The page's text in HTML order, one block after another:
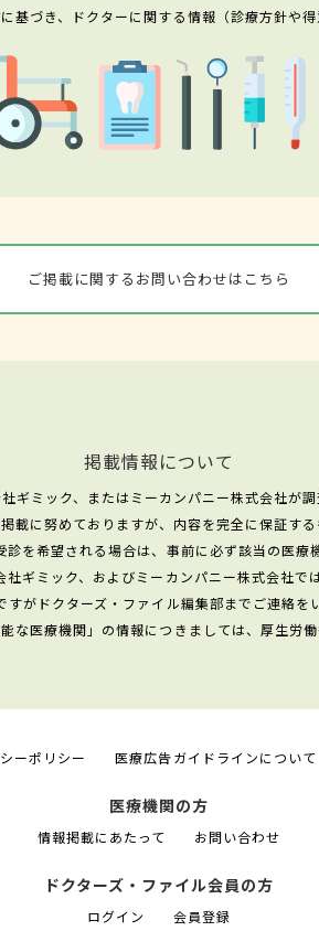
基づき、ドクターに関する情報（診療方針や得
ご掲載に関するお問い合わせはこちら
掲載情報について
ギミック、またはミーカンパニー株式会社が調
載に努めておりますが、内容を完全に保証する
を希望される場合は、事前に必ず該当の医療
ギミック、およびミーカンパニー株式会社で
がドクターズ・ファイル編集部までご連絡を
な医療機関」の情報につきましては、厚生労
ーポリシー 医療広告ガイドラインについて
医療機関の方
情報掲載にあたって お問い合わせ
ドクターズ・ファイル会員の方
ログイン 会員登録